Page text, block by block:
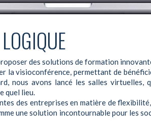
des solutions de formation
la visioconférence, permettant de
nous avons lancé les salles
quel lieu.
des entreprises en matière de
une solution incontournable pour les